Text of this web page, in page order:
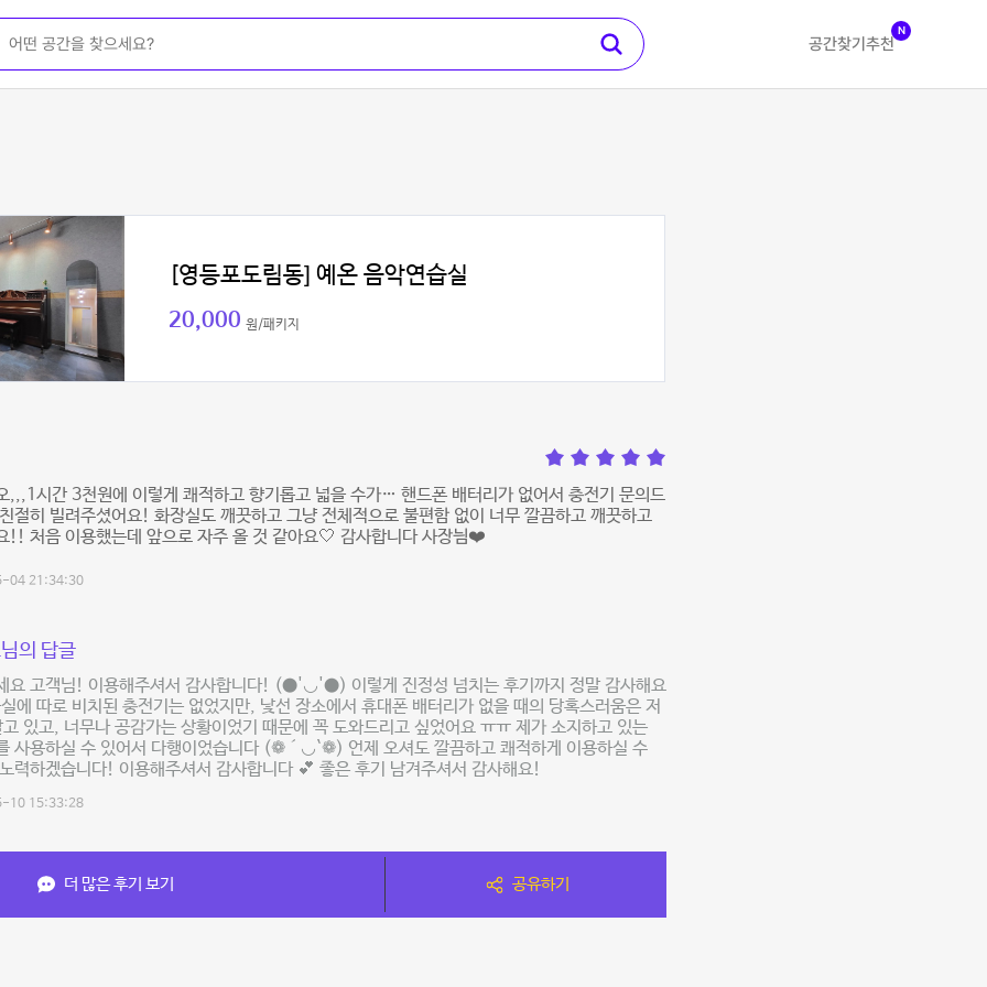
공간찾기 추천
N
[영등포도림동] 예온 음악연습실
20,000 원/패키지
,,,1시간 3천원에 이렇게 쾌적하고 향기롭고 넓을 수가… 핸드폰 배터리가 없어서 충전기 문의드
절히 빌려주셨어요! 화장실도 깨끗하고 그냥 전체적으로 불편함 없이 너무 깔끔하고 깨끗하고
!! 처음 이용했는데 앞으로 자주 올 것 같아요🤍 감사합니다 사장늼❤️
04 21:34:30
의 답글
요 고객님! 이용해주셔서 감사합니다! (●'◡'●) 이렇게 진정성 넘치는 후기까지 정말 감사해요
에 따로 비치된 충전기는 없었지만, 낯선 장소에서 휴대폰 배터리가 없을 때의 당혹스러움은 저
있고, 너무나 공감가는 상황이었기 때문에 꼭 도와드리고 싶었어요 ㅠㅠ 제가 소지하고 있는
사용하실 수 있어서 다행이었습니다 (❁´◡`❁) 언제 오셔도 깔끔하고 쾌적하게 이용하실 수
력하겠습니다! 이용해주셔서 감사합니다 💕 좋은 후기 남겨주셔서 감사해요!
10 15:33:28
더 많은 후기 보기 공유하기